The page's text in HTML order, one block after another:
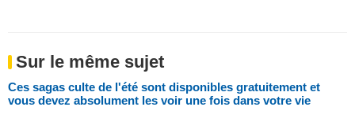
Sur le même sujet
Ces sagas culte de l'été sont disponibles gratuitement et
vous devez absolument les voir une fois dans votre vie